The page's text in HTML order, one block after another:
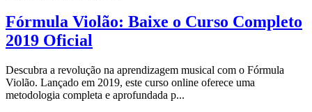
Fórmula Violão: Baixe o Curso Completo
2019 Oficial
Descubra a revolução na aprendizagem musical com o Fórmula
Violão. Lançado em 2019, este curso online oferece uma
metodologia completa e aprofundada p...